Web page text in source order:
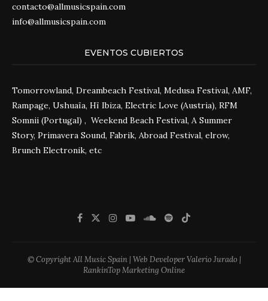
contacto@allmusicspain.com
info@allmusicspain.com
EVENTOS CUBIERTOS
Tomorrowland, Dreambeach Festival, Medusa Festival, AMF,
Rampage, Ushuaïa, Hï Ibiza, Electric Love (Austria), RFM
Somnii (Portugal) , Weekend Beach Festival, A Summer
Story, Primavera Sound, Fabrik, Abroad Festival, elrow,
Brunch Electronik, etc
© Copyright All Music Spain | Web Developer Valerio Jurado |
RankinTop Marketing Online